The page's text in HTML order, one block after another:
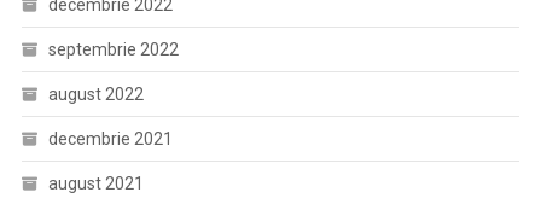
decembrie 2022
septembrie 2022
august 2022
decembrie 2021
august 2021